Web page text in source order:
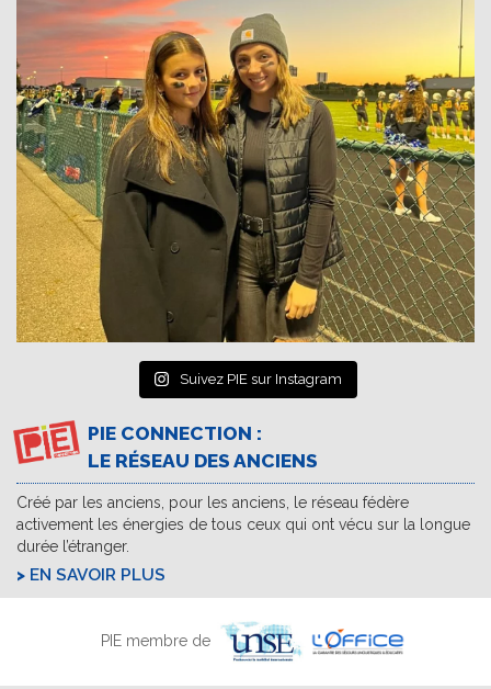
Suivez PIE sur Instagram
PIE CONNECTION :
LE RÉSEAU DES ANCIENS
Créé par les anciens, pour les anciens, le réseau fédère
activement les énergies de tous ceux qui ont vécu sur la longue
durée l’étranger.
EN SAVOIR PLUS
PIE membre de